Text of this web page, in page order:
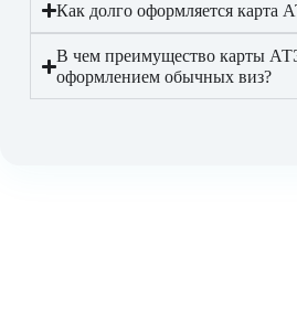
Как долго оформляется карта
В чем преимущество карты
оформлением обычных виз?